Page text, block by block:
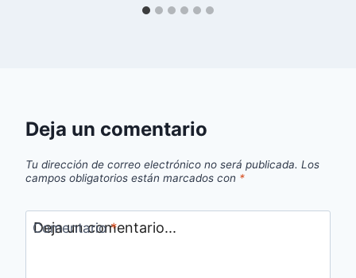
Deja un comentario
Tu dirección de correo electrónico no será publicada. Los
campos obligatorios están marcados con *
Comentario*